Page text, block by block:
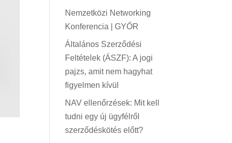
Nemzetközi Networking
Konferencia | GYŐR
Általános Szerződési
Feltételek (ÁSZF): A jogi
pajzs, amit nem hagyhat
figyelmen kívül
NAV ellenőrzések: Mit kell
tudni egy új ügyfélről
szerződéskötés előtt?